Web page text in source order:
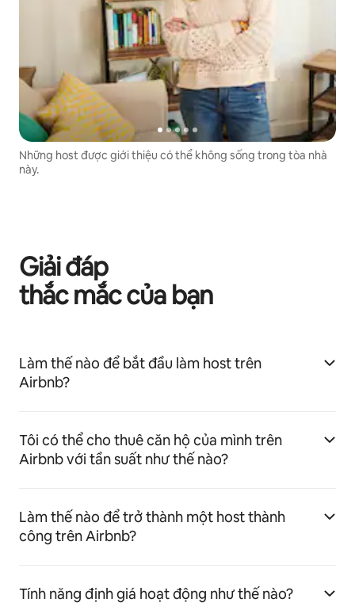
Những host được giới thiệu có thể không sống trong tòa nhà
này.
Giải đáp
thắc mắc của bạn
Làm thế nào để bắt đầu làm host trên
Airbnb?
Tôi có thể cho thuê căn hộ của mình trên
Airbnb với tần suất như thế nào?
Làm thế nào để trở thành một host thành
công trên Airbnb?
Tính năng định giá hoạt động như thế nào?